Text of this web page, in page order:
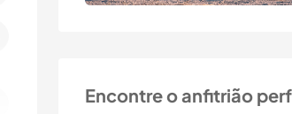
Encontre o anfitrião